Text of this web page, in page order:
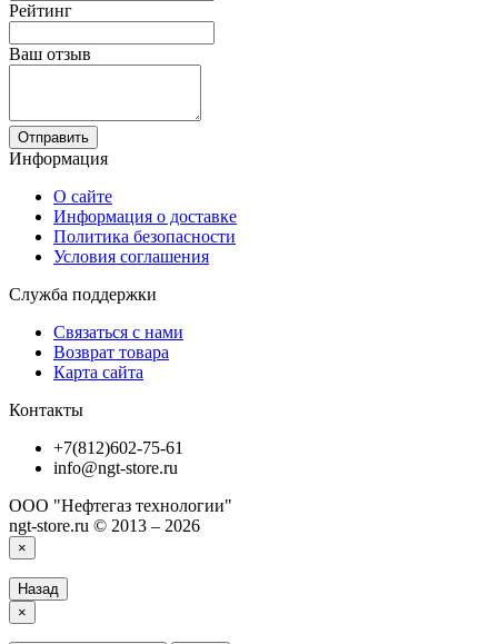
Рейтинг
Ваш отзыв
Отправить
Информация
О сайте
Информация о доставке
Политика безопасности
Условия соглашения
Служба поддержки
Связаться с нами
Возврат товара
Карта сайта
Контакты
+7(812)602-75-61
info@ngt-store.ru
ООО "Нефтегаз технологии"
ngt-store.ru © 2013 – 2026
×
Назад
×